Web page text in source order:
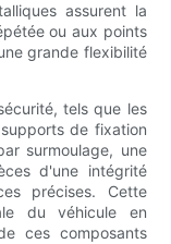
assurent la
ou aux points
grande flexibilité
tels que les
de fixation
surmoulage, une
d'une intégrité
précises. Cette
du véhicule en
ces composants